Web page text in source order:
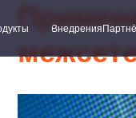
Внедрения Партнёры